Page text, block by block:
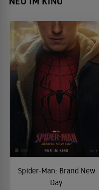
Spider-Man: Brand New
Day